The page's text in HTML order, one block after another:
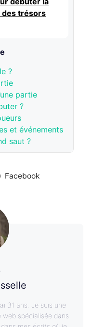
trésors
?
partie
?
et événements
saut ?
Facebook
31 ans. Je suis une
spécialisée dans